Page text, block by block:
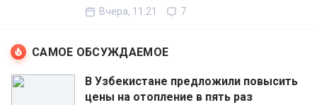
Вчера, 11:21 7
САМОЕ ОБСУЖДАЕМОЕ
В Узбекистане предложили повысить
цены на отопление в пять раз